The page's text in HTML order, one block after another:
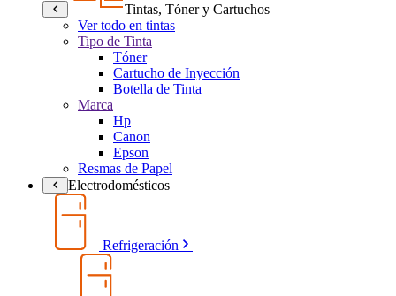
Tintas, Tóner y Cartuchos
Ver todo en tintas
Tipo de Tinta
Tóner
Cartucho de Inyección
Botella de Tinta
Marca
Hp
Canon
Epson
Resmas de Papel
Electrodomésticos
Refrigeración